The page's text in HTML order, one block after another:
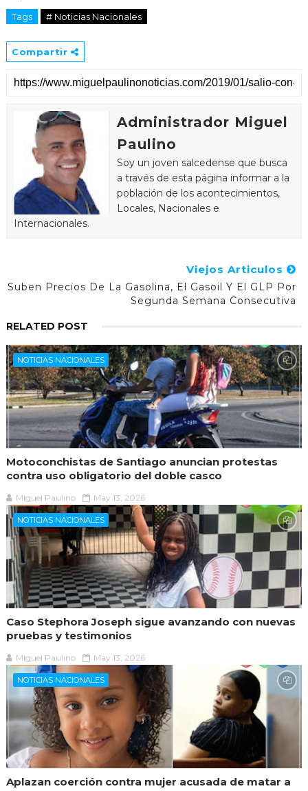
Tags # Noticias Nacionales
Compartir
Administrador Miguel
Paulino
Soy un joven salcedense que busca
a través de esta página informar a la
población de los acontecimientos,
Locales, Nacionales e
Internacionales.
Viejos Articulos
Suben Precios De La Gasolina, El Gasoil Y El GLP Por
Segunda Semana Consecutiva
RELATED POST
NOTICIAS NACIONALES
Motoconchistas de Santiago anuncian protestas
contra uso obligatorio del doble casco
Miguel Paulino May 13, 2026
NOTICIAS NACIONALES
Caso Stephora Joseph sigue avanzando con nuevas
pruebas y testimonios
Miguel Paulino May 13, 2026
NOTICIAS NACIONALES
Aplazan coerción contra mujer acusada de matar a